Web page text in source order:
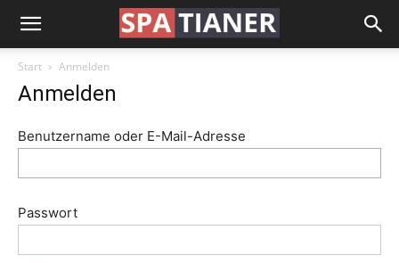
Start Anmelden
Anmelden
Benutzername oder E-Mail-Adresse
Passwort